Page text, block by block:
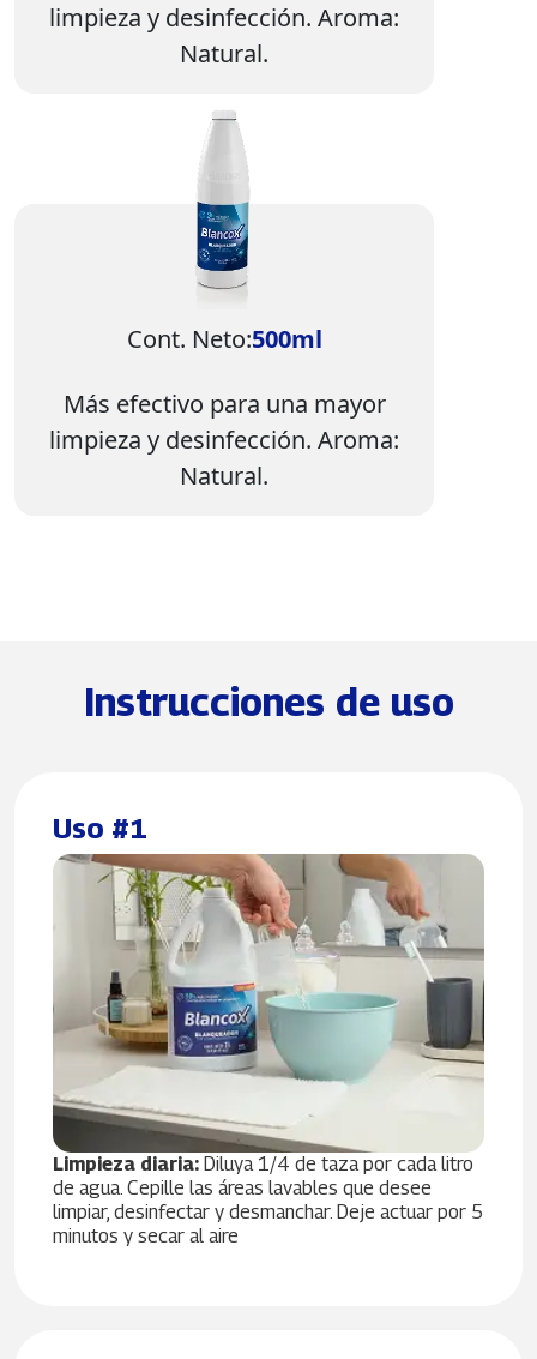
limpieza y desinfección. Aroma:
Natural.
Cont. Neto:500ml
Más efectivo para una mayor
limpieza y desinfección. Aroma:
Natural.
Instrucciones de uso
Uso #1
Limpieza diaria: Diluya 1/4 de taza por cada litro
de agua. Cepille las áreas lavables que desee
limpiar, desinfectar y desmanchar. Deje actuar por 5
minutos y secar al aire